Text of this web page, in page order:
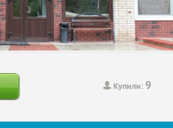
Купили:9